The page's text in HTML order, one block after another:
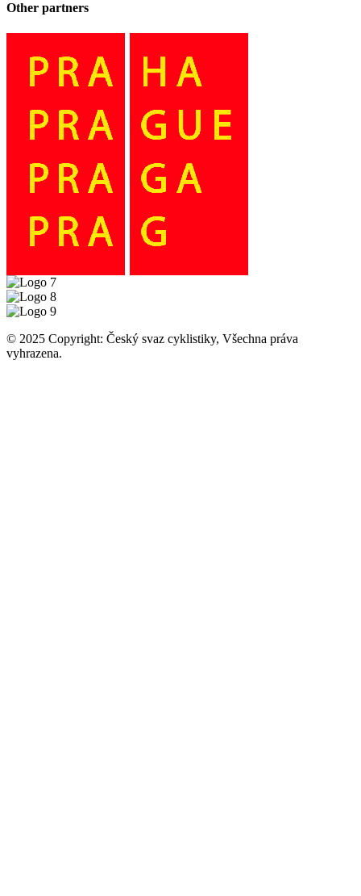
Other partners
© 2025 Copyright: Český svaz cyklistiky, Všechna práva
vyhrazena.